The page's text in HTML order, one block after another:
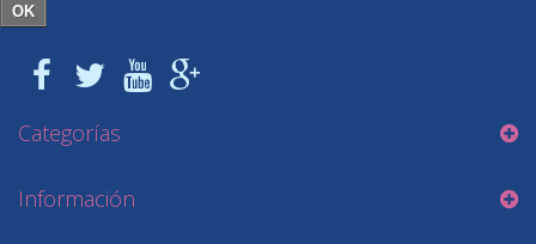
OK
Categorías
Información